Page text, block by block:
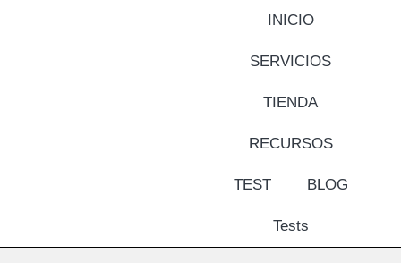
INICIO
SERVICIOS
TIENDA
RECURSOS
TEST BLOG
Tests